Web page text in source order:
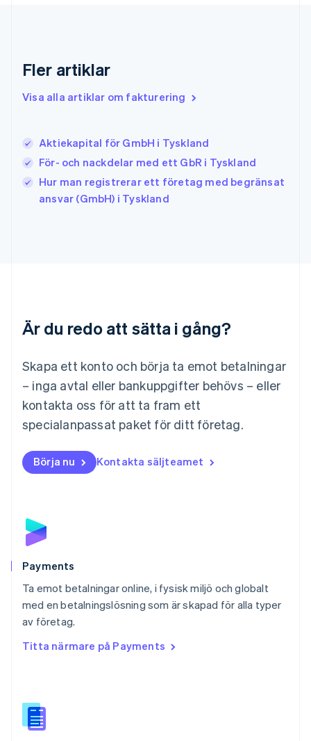
Fler artiklar
Visa alla artiklar om fakturering
Aktiekapital för GmbH i Tyskland
För- och nackdelar med ett GbR i Tyskland
Hur man registrerar ett företag med begränsat
ansvar (GmbH) i Tyskland
Är du redo att sätta i gång?
Skapa ett konto och börja ta emot betalningar
– inga avtal eller bankuppgifter behövs – eller
kontakta oss för att ta fram ett
specialanpassat paket för ditt företag.
Börja nu Kontakta säljteamet
Payments
Ta emot betalningar online, i fysisk miljö och globalt
med en betalningslösning som är skapad för alla typer
av företag.
Titta närmare på Payments
Irland
Italien
日本語English
EnglishFrançais
Kroatien
EnglishItaliano
Malaysia
English
Mexiko
Nederländerna
NederlandsEnglish
English
Nya Zeeland
Portugal
Português
English
DeutschFrançaisItalianoEnglish
Singapore
English简体中文
English
Español
Storbritannien